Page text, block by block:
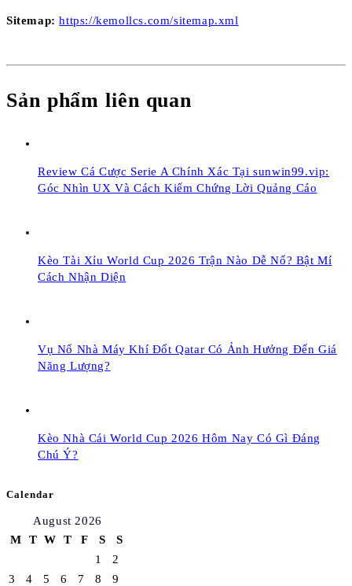
Sitemap: https://kemollcs.com/sitemap.xml
Sản phẩm liên quan
Review Cá Cược Serie A Chính Xác Tại sunwin99.vip:
Góc Nhìn UX Và Cách Kiểm Chứng Lời Quảng Cáo
Kèo Tài Xỉu World Cup 2026 Trận Nào Dễ Nổ? Bật Mí
Cách Nhận Diện
Vụ Nổ Nhà Máy Khí Đốt Qatar Có Ảnh Hưởng Đến Giá
Năng Lượng?
Kèo Nhà Cái World Cup 2026 Hôm Nay Có Gì Đáng
Chú Ý?
Calendar
August 2026
M
T W T F S
S
1
2
3
4 5 6 7 8
9